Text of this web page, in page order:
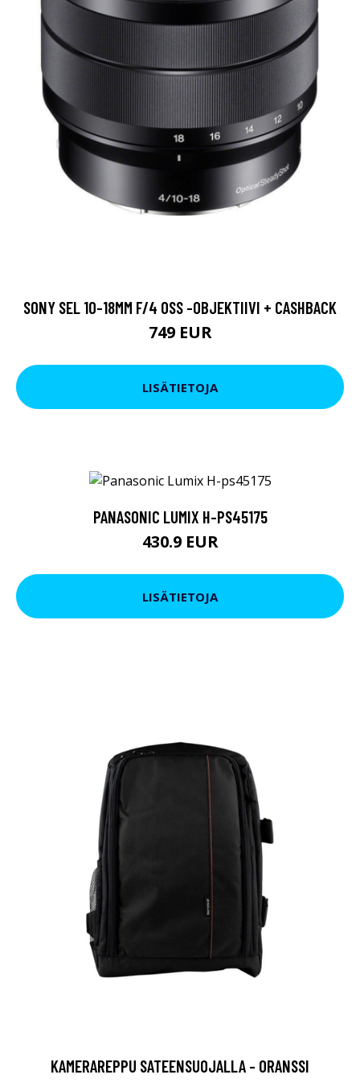
SONY SEL 10-18MM F/4 OSS -OBJEKTIIVI + CASHBACK
749 EUR
LISÄTIETOJA
PANASONIC LUMIX H-PS45175
430.9 EUR
LISÄTIETOJA
KAMERAREPPU SATEENSUOJALLA - ORANSSI